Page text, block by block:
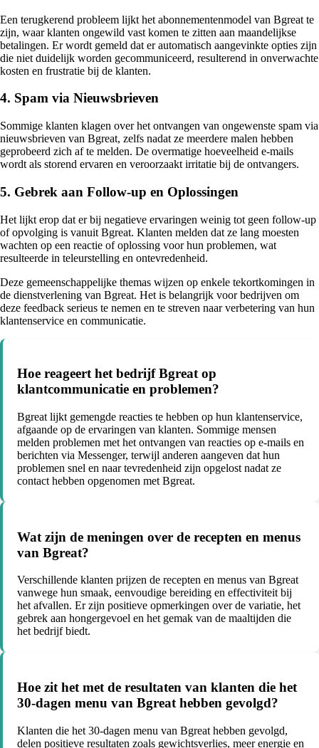
Een terugkerend probleem lijkt het abonnementenmodel van Bgreat te
zijn, waar klanten ongewild vast komen te zitten aan maandelijkse
betalingen. Er wordt gemeld dat er automatisch aangevinkte opties zijn
die niet duidelijk worden gecommuniceerd, resulterend in onverwachte
kosten en frustratie bij de klanten.
4. Spam via Nieuwsbrieven
Sommige klanten klagen over het ontvangen van ongewenste spam via
nieuwsbrieven van Bgreat, zelfs nadat ze meerdere malen hebben
geprobeerd zich af te melden. De overmatige hoeveelheid e-mails
wordt als storend ervaren en veroorzaakt irritatie bij de ontvangers.
5. Gebrek aan Follow-up en Oplossingen
Het lijkt erop dat er bij negatieve ervaringen weinig tot geen follow-up
of opvolging is vanuit Bgreat. Klanten melden dat ze lang moesten
wachten op een reactie of oplossing voor hun problemen, wat
resulteerde in teleurstelling en ontevredenheid.
Deze gemeenschappelijke themas wijzen op enkele tekortkomingen in
de dienstverlening van Bgreat. Het is belangrijk voor bedrijven om
deze feedback serieus te nemen en te streven naar verbetering van hun
klantenservice en communicatie.
Hoe reageert het bedrijf Bgreat op
klantcommunicatie en problemen?
Bgreat lijkt gemengde reacties te hebben op hun klantenservice,
afgaande op de ervaringen van klanten. Sommige mensen
melden problemen met het ontvangen van reacties op e-mails en
berichten via Messenger, terwijl anderen aangeven dat hun
problemen snel en naar tevredenheid zijn opgelost nadat ze
contact hebben opgenomen met Bgreat.
Wat zijn de meningen over de recepten en menus
van Bgreat?
Verschillende klanten prijzen de recepten en menus van Bgreat
vanwege hun smaak, eenvoudige bereiding en effectiviteit bij
het afvallen. Er zijn positieve opmerkingen over de variatie, het
gebrek aan hongergevoel en het gemak van de maaltijden die
het bedrijf biedt.
Hoe zit het met de resultaten van klanten die het
30-dagen menu van Bgreat hebben gevolgd?
Klanten die het 30-dagen menu van Bgreat hebben gevolgd,
delen positieve resultaten zoals gewichtsverlies, meer energie en